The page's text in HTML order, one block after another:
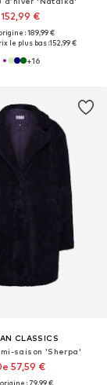
152,99 €
: 189,99 €
le plus bas :152,99 €
+16
CLASSICS
saison 'Sherpa'
57,59 €
: 79,99 €